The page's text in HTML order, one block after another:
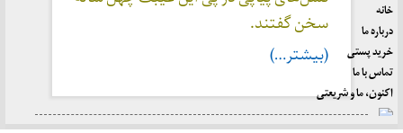
سخن گفتند.
(بیشتر…)
خانه
درباره ما
خرید پستی
تماس با ما
اکنون، ما و شریعتی